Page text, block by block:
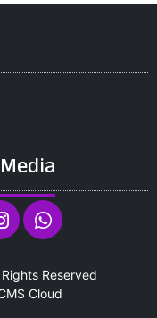
Reserved
Cloud